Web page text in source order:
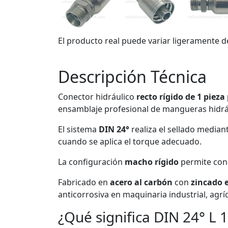
El producto real puede variar ligeramente
Descripción Técnica
Conector hidráulico recto rígido de 1
ensamblaje profesional de mangueras
El sistema DIN 24° realiza el sellado
cuando se aplica el torque adecuado.
La configuración macho rígido permite
Fabricado en acero al carbón con zincado
anticorrosiva en maquinaria industrial,
¿Qué significa DIN 24° L